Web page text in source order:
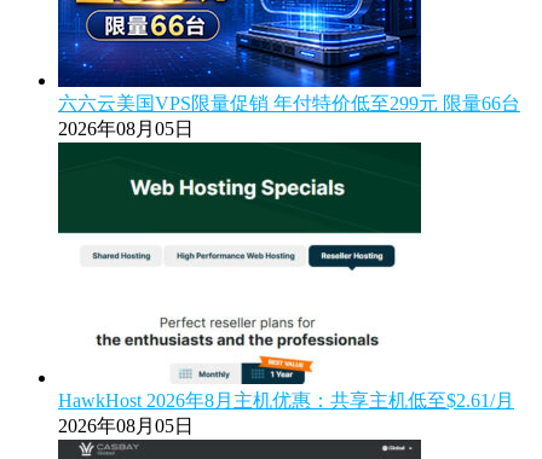
六六云美国VPS限量促销 年付特价低至299元 限量66台
2026年08月05日
HawkHost 2026年8月主机优惠：共享主机低至$2.61/月
2026年08月05日